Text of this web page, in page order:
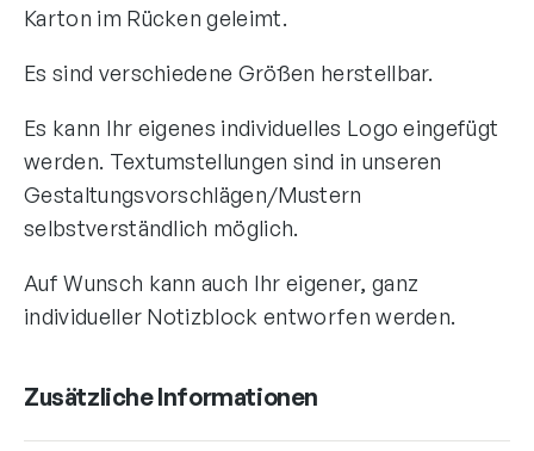
Karton im Rücken geleimt.
Es sind verschiedene Größen herstellbar.
Es kann Ihr eigenes individuelles Logo eingefügt
werden. Textumstellungen sind in unseren
Gestaltungsvorschlägen/Mustern
selbstverständlich möglich.
Auf Wunsch kann auch Ihr eigener, ganz
individueller Notizblock entworfen werden.
Zusätzliche Informationen